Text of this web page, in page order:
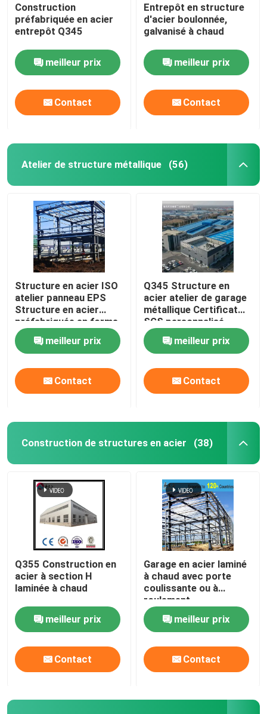
Construction
préfabriquée en acier
entrepôt Q345
meilleur prix
Contact
Entrepôt en structure
d'acier boulonnée,
galvanisé à chaud
meilleur prix
Contact
Atelier de structure métallique (56)
Structure en acier ISO
atelier panneau EPS
Structure en acier
préfabriquée en forme
de H
meilleur prix
Contact
Q345 Structure en
acier atelier de garage
métallique Certificat
SGS personnalisé
meilleur prix
Contact
Construction de structures en acier (38)
Q355 Construction en
acier à section H
laminée à chaud
meilleur prix
Contact
Garage en acier laminé
à chaud avec porte
coulissante ou à
roulement
meilleur prix
Contact